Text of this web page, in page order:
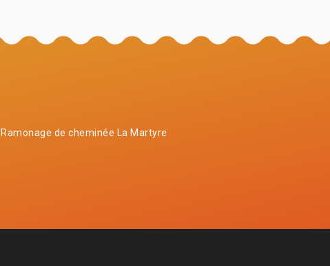
Ramonage de cheminée La Martyre